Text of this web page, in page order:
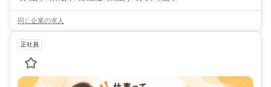
同じ企業の求人
正社員